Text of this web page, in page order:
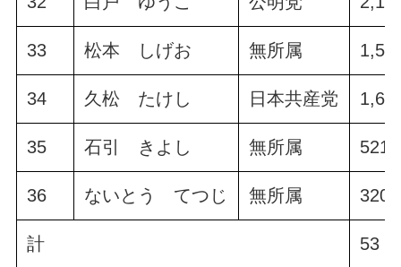
33 松本 しげお 無所属
34 久松 たけし 日本共産党
35 石引 きよし 無所属
36 ないとう てつじ 無所属
計 53